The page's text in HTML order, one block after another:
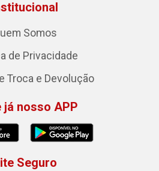
Somos
de Privacidade
Troca e Devolução
já nosso APP
Seguro